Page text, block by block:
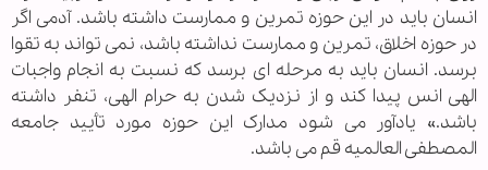
انسان باید در این حوزه تمرین و ممارست داشته باشد. آدمی اگر
در حوزه اخلاق، تمرین و ممارست نداشته باشد، نمی تواند به تقوا
برسد. انسان باید به مرحله ای برسد که نسبت به انجام واجبات
الهی انس پیدا کند و از نزدیک شدن به حرام الهی، تنفر داشته
باشد.» یادآور می شود مدارک این حوزه مورد تأیید جامعه
المصطفی العالمیه قم می باشد.